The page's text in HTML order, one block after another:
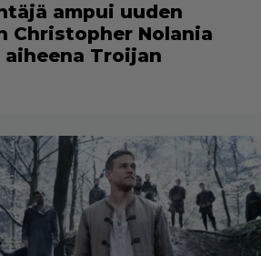
ampui uuden
Christopher Nolania
Troijan